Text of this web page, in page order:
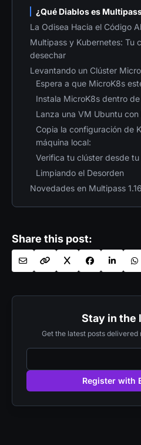
¿Qué Diablos es
La Odisea Hacia el Código
Multipass y Kubernetes: Tu
desechar
Levantando un Clúster
Espera a que MicroK8s
Instala MicroK8s dentro
Lanza una VM Ubuntu con
Copia la configuración de
máquina local:
Verifica tu clúster desde tu
Limpiando el Desorden
Novedades en Multipass 1.16
Share this post:
Stay in the
Get the latest posts
Register with